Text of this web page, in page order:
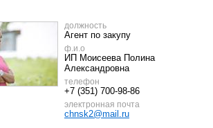
должность
Агент по закупу
ф.и.о
ИП Моисеева Полина
Александровна
телефон
+7 (351) 700-98-86
электронная почта
chnsk2@mail.ru